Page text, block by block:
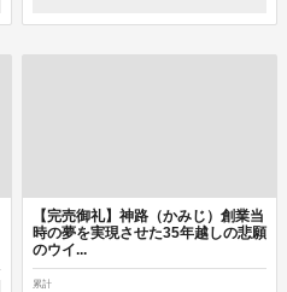
【完売御礼】神路（かみじ）創業当
時の夢を実現させた35年越しの悲願
のウイ...
累計